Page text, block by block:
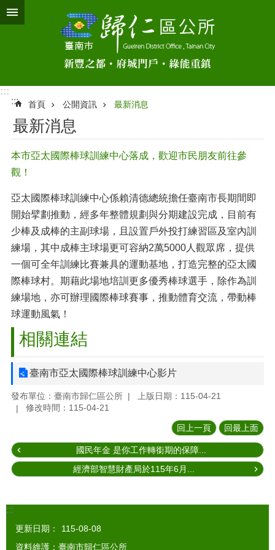
跳到主要內容區塊
:::
:::
首頁 公開資訊 最新消息
最新消息
本市亞太國際棒球訓練中心落成，歡迎市民朋友前往參
觀！
亞太國際棒球訓練中心係賴清德總統擔任臺南市長期間即
開始擘劃推動，經多年整體規劃與分期建設完成，目前有
少棒及成棒的主副球場，且設置戶外投打練習區及室內訓
練場，其中成棒主球場更可容納2萬5000人觀眾席，提供
一個可全年訓練比賽兼具的運動基地，打造完整的亞太國
際棒球村。期藉此場地培訓更多優秀棒球選手，除作為訓
練場地，亦可辦理國際棒球賽事，推動體育交流，帶動棒
球運動風氣！
相關連結
臺南市亞太國際棒球訓練中心影片
發布單位：臺南市歸仁區公所
上版日期：115-04-21
修改時間：115-04-21
回上一頁 回最上面
國民年金 是你工作轉銜期的保障...
經濟部智慧財產局於115年6月...
:::
更新日期：
115-08-08
資料維護：臺南市歸仁區公所